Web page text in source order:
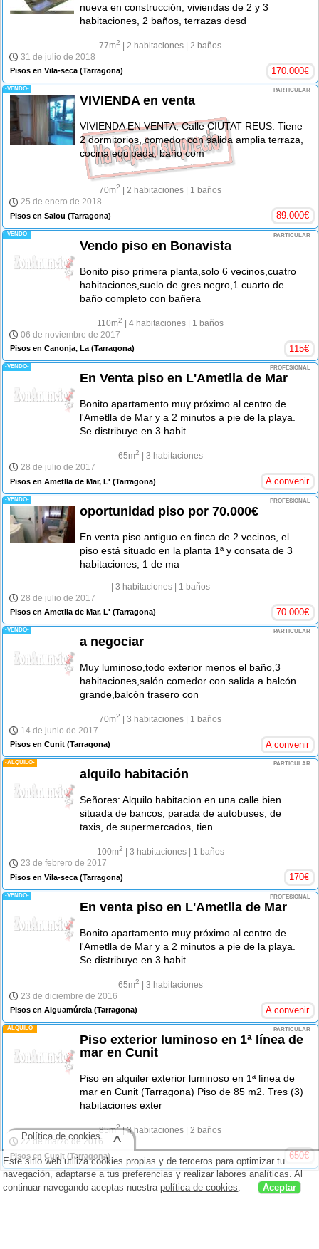
nueva en construcción, viviendas de 2 y 3
habitaciones, 2 baños, terrazas desd
77m2 | 2 habitaciones | 2 baños
31 de julio de 2018
Pisos en Vila-seca (Tarragona) 170.000€
-VENDO- PARTICULAR
VIVIENDA en venta
VIVIENDA EN VENTA, Calle CIUTAT REUS. Tiene
2 dormitorios, comedor con salida amplia terraza,
cocina equipada, baño com
70m2 | 2 habitaciones | 1 baños
25 de enero de 2018
Pisos en Salou (Tarragona) 89.000€
-VENDO- PARTICULAR
Vendo piso en Bonavista
Bonito piso primera planta,solo 6 vecinos,cuatro
habitaciones,suelo de gres negro,1 cuarto de
baño completo con bañera
110m2 | 4 habitaciones | 1 baños
06 de noviembre de 2017
Pisos en Canonja, La (Tarragona) 115€
-VENDO- PROFESIONAL
En Venta piso en L'Ametlla de Mar
Bonito apartamento muy próximo al centro de
l'Ametlla de Mar y a 2 minutos a pie de la playa.
Se distribuye en 3 habit
65m2
| 3 habitaciones
28 de julio de 2017
Pisos en Ametlla de Mar, L' (Tarragona) A convenir
-VENDO- PROFESIONAL
oportunidad piso por 70.000€
En venta piso antiguo en finca de 2 vecinos, el
piso está situado en la planta 1ª y consata de 3
habitaciones, 1 de ma
| 3 habitaciones| 1 baños
28 de julio de 2017
Pisos en Ametlla de Mar, L' (Tarragona) 70.000€
-VENDO- PARTICULAR
a negociar
Muy luminoso,todo exterior menos el baño,3
habitaciones,salón comedor con salida a balcón
grande,balcón trasero con
70m2 | 3 habitaciones | 1 baños
14 de junio de 2017
Pisos en Cunit (Tarragona) A convenir
-ALQUILO- PARTICULAR
alquilo habitación
Señores: Alquilo habitacion en una calle bien
situada de bancos, parada de autobuses, de
taxis, de supermercados, tien
100m2 | 3 habitaciones| 1 baños
23 de febrero de 2017
Pisos en Vila-seca (Tarragona) 170€
-VENDO- PROFESIONAL
En venta piso en L'Ametlla de Mar
Bonito apartamento muy próximo al centro de
l'Ametlla de Mar y a 2 minutos a pie de la playa.
Se distribuye en 3 habit
65m2 | 3 habitaciones
23 de diciembre de 2016
Pisos en Aiguamúrcia (Tarragona) A convenir
-ALQUILO- PARTICULAR
Piso exterior luminoso en 1ª línea de
mar en Cunit
Piso en alquiler exterior luminoso en 1ª línea de
mar en Cunit (Tarragona) Piso de 85 m2. Tres (3)
habitaciones exter
85m2| 3 habitaciones | 2 baños
22 de marzo de 2016
Pisos en Cunit (Tarragona) 650€
Este sitio web utiliza cookies propias y de terceros para optimizar tu
navegación, adaptarse a tus preferencias y realizar labores analíticas. Al
continuar navegando aceptas nuestrapolítica de cookies Aceptar
Política de cookies ^